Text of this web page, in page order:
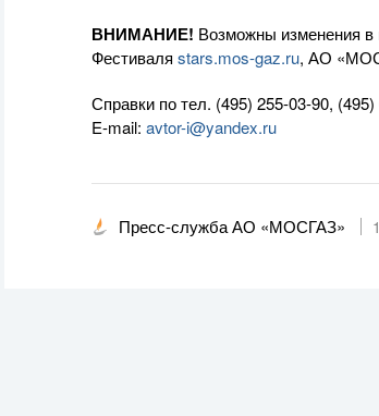
ВНИМАНИЕ! Возможны изменения в
Фестиваля stars.mos-gaz.ru, АО
Справки по тел. (495) 255-03-90,
E-mail: avtor-i@yandex.ru
Пресс-служба АО «МОСГАЗ»